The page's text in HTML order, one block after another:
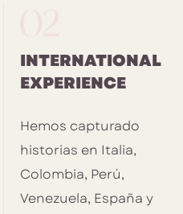
INTERNATIONAL
EXPERIENCE
Hemos capturado
historias en Italia,
Colombia, Perú,
Venezuela, España y